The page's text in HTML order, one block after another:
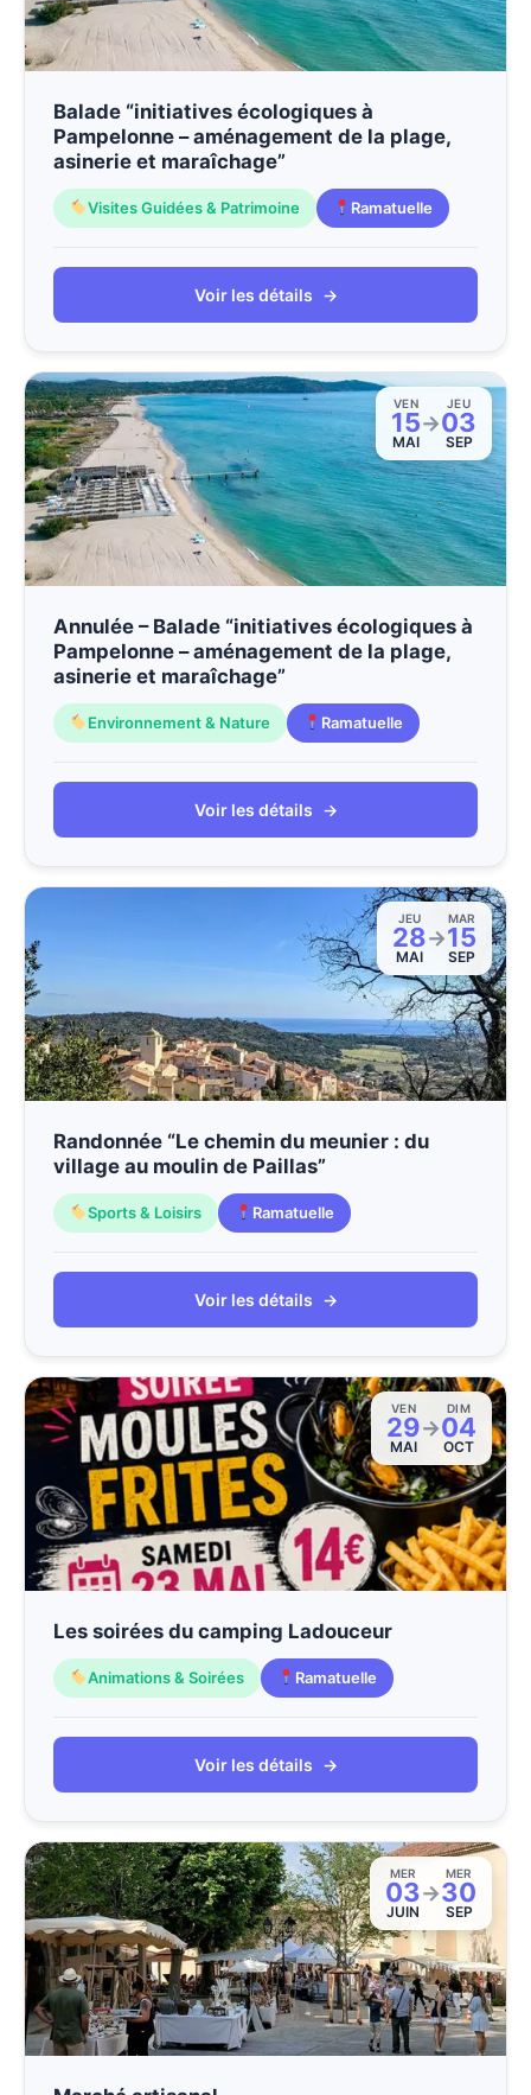
Balade “initiatives écologiques à
Pampelonne – aménagement de la plage,
asinerie et maraîchage”
Visites Guidées & Patrimoine Ramatuelle
Voir les détails →
VEN
15
MAI
→
JEU
03
SEP
Annulée – Balade “initiatives écologiques à
Pampelonne – aménagement de la plage,
asinerie et maraîchage”
Environnement & Nature Ramatuelle
Voir les détails →
JEU
28
MAI
→
MAR
15
SEP
Randonnée “Le chemin du meunier : du
village au moulin de Paillas”
Sports & Loisirs Ramatuelle
Voir les détails →
VEN
29
MAI
→
DIM
04
OCT
Les soirées du camping Ladouceur
Animations & Soirées Ramatuelle
Voir les détails →
MER
03
JUIN
→
MER
30
SEP